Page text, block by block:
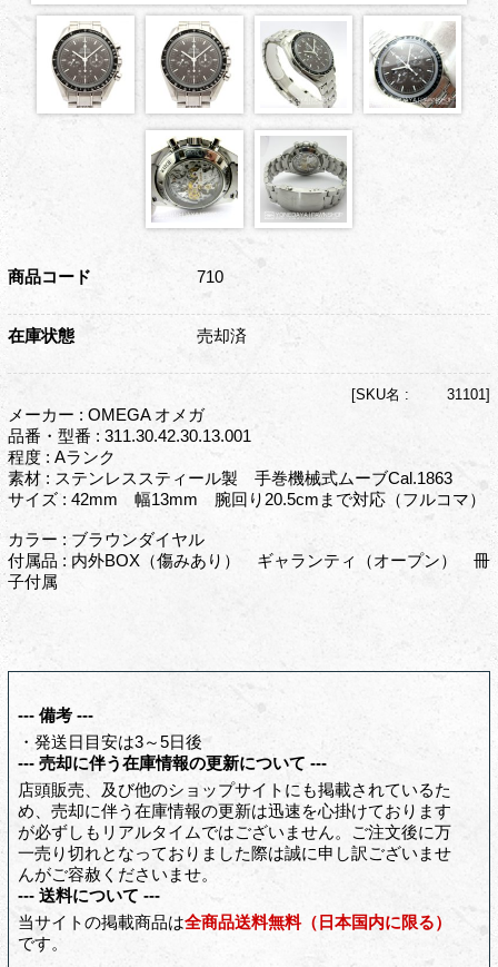
商品コード 710
在庫状態 売却済
[SKU名 : 31101]
メーカー : OMEGA オメガ
品番・型番 : 311.30.42.30.13.001
程度 : Aランク
素材 : ステンレススティール製 手巻機械式ムーブCal.1863
サイズ : 42mm 幅13mm 腕回り20.5cmまで対応（フルコマ）
カラー : ブラウンダイヤル
付属品 : 内外BOX（傷みあり） ギャランティ（オープン） 冊
子付属
--- 備考 ---
・発送日目安は3～5日後
--- 売却に伴う在庫情報の更新について ---
店頭販売、及び他のショップサイトにも掲載されているた
め、売却に伴う在庫情報の更新は迅速を心掛けております
が必ずしもリアルタイムではございません。ご注文後に万
一売り切れとなっておりました際は誠に申し訳ございませ
んがご容赦くださいませ。
--- 送料について ---
当サイトの掲載商品は全商品送料無料（日本国内に限る）
です。